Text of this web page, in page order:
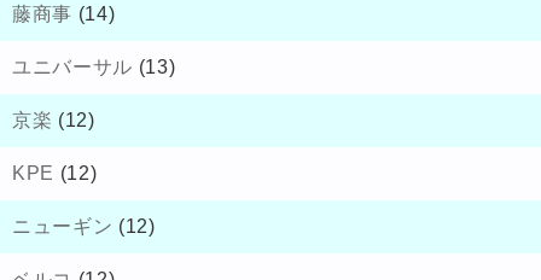
藤商事 (14)
ユニバーサル (13)
京楽 (12)
KPE (12)
ニューギン (12)